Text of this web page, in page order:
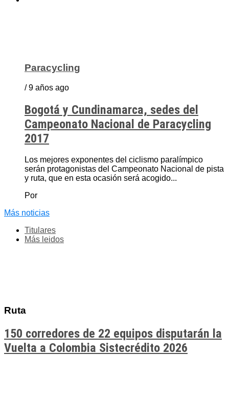
Paracycling
/ 9 años ago
Bogotá y Cundinamarca, sedes del
Campeonato Nacional de Paracycling
2017
Los mejores exponentes del ciclismo paralímpico
serán protagonistas del Campeonato Nacional de pista
y ruta, que en esta ocasión será acogido...
Por
Más noticias
Titulares
Más leidos
Ruta
150 corredores de 22 equipos disputarán la
Vuelta a Colombia Sistecrédito 2026